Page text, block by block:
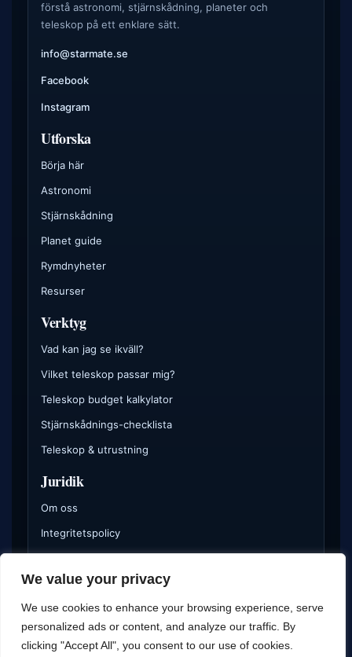
We value your privacy
We use cookies to enhance your browsing experience, serve
personalized ads or content, and analyze our traffic. By
clicking "Accept All", you consent to our use of cookies.
förstå astronomi, stjärnskådning, planeter och
teleskop på ett enklare sätt.
info@starmate.se
Facebook
Instagram
Utforska
Börja här
Astronomi
Stjärnskådning
Planet guide
Rymdnyheter
Resurser
Verktyg
Vad kan jag se ikväll?
Vilket teleskop passar mig?
Teleskop budget kalkylator
Stjärnskådnings-checklista
Teleskop & utrustning
Juridik
Om oss
Integritetspolicy
Annonsinformation
Vissa delar av webbplatsen kan innehålla affiliatelänkar eller